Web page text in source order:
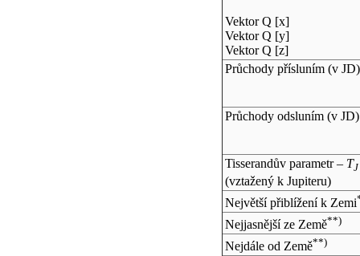
Vektor Q [x]
Vektor Q [y]
Vektor Q [z]
Průchody přísluním (v JD)
Průchody odsluním (v JD)
Tisserandův parametr – TJ
(vztažený k Jupiteru)
Největší přiblížení k Zemi
Nejjasnější ze Země**)
Nejdále od Země**)